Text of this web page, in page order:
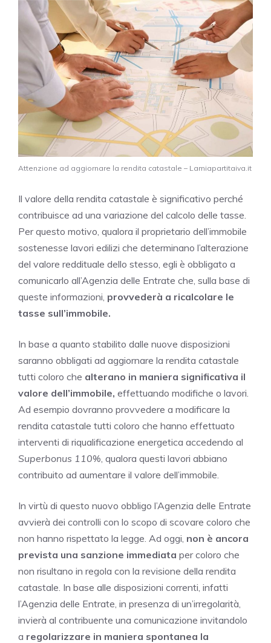
Attenzione ad aggiornare la rendita catastale – Lamiapartitaiva.it
Il valore della rendita catastale è significativo perché
contribuisce ad una variazione del calcolo delle tasse.
Per questo motivo, qualora il proprietario dell’immobile
sostenesse lavori edilizi che determinano l’alterazione
del valore reddituale dello stesso, egli è obbligato a
comunicarlo all’Agenzia delle Entrate che, sulla base di
queste informazioni, provvederà a ricalcolare le
tasse sull’immobile.
In base a quanto stabilito dalle nuove disposizioni
saranno obbligati ad aggiornare la rendita catastale
tutti coloro che alterano in maniera significativa il
valore dell’immobile, effettuando modifiche o lavori.
Ad esempio dovranno provvedere a modificare la
rendita catastale tutti coloro che hanno effettuato
interventi di riqualificazione energetica accedendo al
Superbonus 110% , qualora questi lavori abbiano
contribuito ad aumentare il valore dell’immobile.
In virtù di questo nuovo obbligo l’Agenzia delle Entrate
avvierà dei controlli con lo scopo di scovare coloro che
non hanno rispettato la legge. Ad oggi, non è ancora
prevista una sanzione immediata per coloro che
non risultano in regola con la revisione della rendita
catastale. In base alle disposizioni correnti, infatti
l’Agenzia delle Entrate, in presenza di un’irregolarità,
invierà al contribuente una comunicazione invitandolo
a regolarizzare in maniera spontanea la